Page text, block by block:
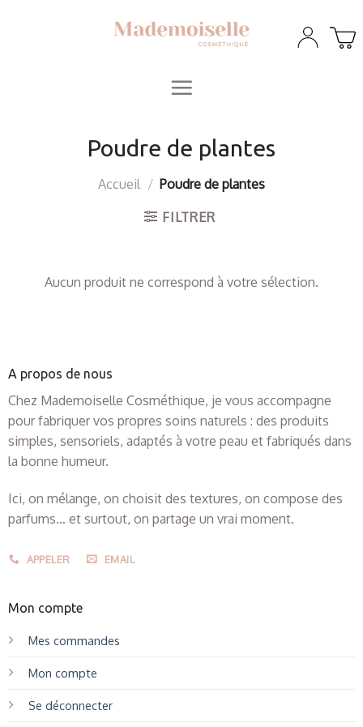
Poudre de plantes
Accueil / Poudre de plantes
FILTRER
Aucun produit ne correspond à votre sélection.
A propos de nous
Chez Mademoiselle Cosméthique, je vous accompagne
pour fabriquer vos propres soins naturels : des produits
simples, sensoriels, adaptés à votre peau et fabriqués dans
la bonne humeur.
Ici, on mélange, on choisit des textures, on compose des
parfums… et surtout, on partage un vrai moment.
APPELER EMAIL
Mon compte
Mes commandes
Mon compte
Se déconnecter